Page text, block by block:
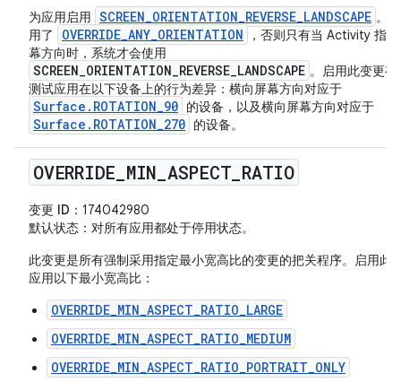
为应用启用 SCREEN_ORIENTATION_REVERSE_LANDSCAPE 。
用了
OVERRIDE_ANY_ORIENTATION
，否则只有当 Activity 指
幕方向时，系统才会使用
SCREEN_ORIENTATION_REVERSE_LANDSCAPE 。启用此变更有
测试应用在以下设备上的行为差异：横向屏幕方向对应于
Surface.ROTATION_90 的设备，以及横向屏幕方向对应于
Surface.ROTATION_270 的设备。
OVERRIDE MIN ASPECT RATIO
变更 ID ：174042980
默认状态 ：对所有应用都处于停用状态。
此变更是所有强制采用指定最小宽高比的变更的把关程序。启用此
应用以下最小宽高比：
OVERRIDE_MIN_ASPECT_RATIO_LARGE
OVERRIDE_MIN_ASPECT_RATIO_MEDIUM
OVERRIDE_MIN_ASPECT_RATIO_PORTRAIT_ONLY